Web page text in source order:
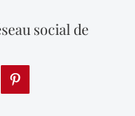
social de